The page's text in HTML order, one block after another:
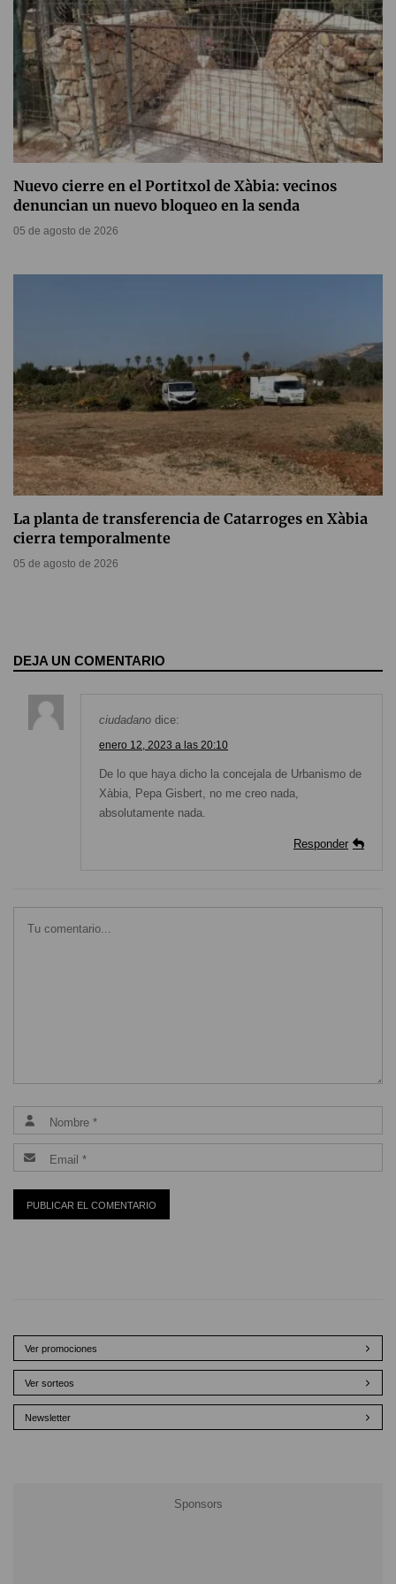
Nuevo cierre en el Portitxol de Xàbia: vecinos
denuncian un nuevo bloqueo en la senda
05 de agosto de 2026
La planta de transferencia de Catarroges en Xàbia
cierra temporalmente
05 de agosto de 2026
DEJA UN COMENTARIO
ciudadano dice:
enero 12, 2023 a las 20:10
De lo que haya dicho la concejala de Urbanismo de
Xàbia, Pepa Gisbert, no me creo nada,
absolutamente nada.
Responder
Ver promociones
Ver sorteos
Newsletter